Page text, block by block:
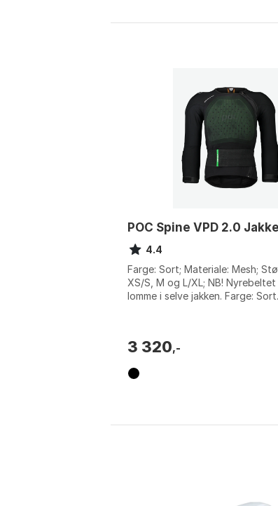
POC Spine VPD 2.0 Jakke
4.4
Farge: Sort; Materiale: Mesh;
XS/S, M og L/XL; NB!
lomme i selve jakken. Farge:
3 320,-